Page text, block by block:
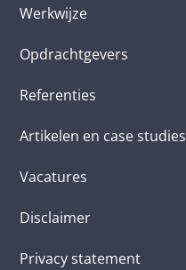
Werkwijze
Opdrachtgevers
Referenties
Artikelen en case studies
Vacatures
Disclaimer
Privacy statement